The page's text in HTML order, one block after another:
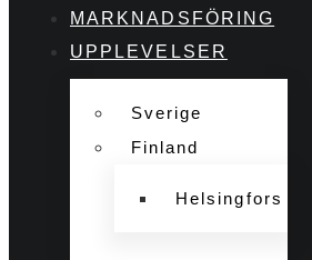
MARKNADSFÖRING
UPPLEVELSER
Sverige
Finland
Helsingfors